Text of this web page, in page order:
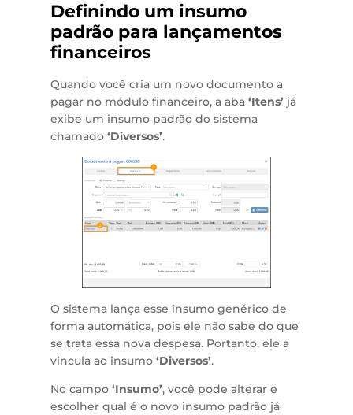
Definindo um insumo
padrão para lançamentos
financeiros
Quando você cria um novo documento a
pagar no módulo financeiro, a aba ‘Itens’ já
exibe um insumo padrão do sistema
chamado ‘Diversos’.
O sistema lança esse insumo genérico de
forma automática, pois ele não sabe do que
se trata essa nova despesa. Portanto, ele a
vincula ao insumo ‘Diversos’.
No campo ‘Insumo’, você pode alterar e
escolher qual é o novo insumo padrão já